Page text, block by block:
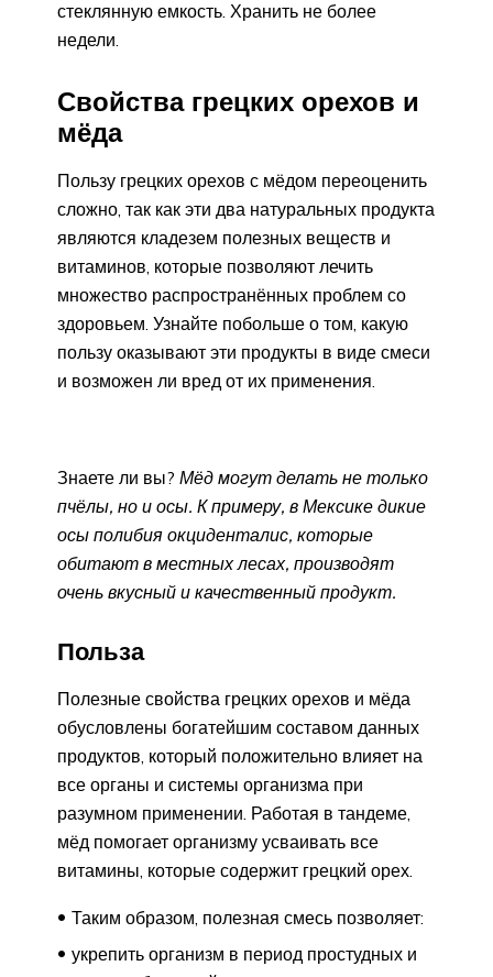
стеклянную емкость. Хранить не более
недели.
Свойства грецких орехов и
мёда
Пользу грецких орехов с мёдом переоценить
сложно, так как эти два натуральных продукта
являются кладезем полезных веществ и
витаминов, которые позволяют лечить
множество распространённых проблем со
здоровьем. Узнайте побольше о том, какую
пользу оказывают эти продукты в виде смеси
и возможен ли вред от их применения.
Знаете ли вы? Мёд могут делать не только
пчёлы, но и осы. К примеру, в Мексике дикие
осы полибия окциденталис, которые
обитают в местных лесах, производят
очень вкусный и качественный продукт.
Польза
Полезные свойства грецких орехов и мёда
обусловлены богатейшим составом данных
продуктов, который положительно влияет на
все органы и системы организма при
разумном применении. Работая в тандеме,
мёд помогает организму усваивать все
витамины, которые содержит грецкий орех.
Таким образом, полезная смесь позволяет:
укрепить организм в период простудных и